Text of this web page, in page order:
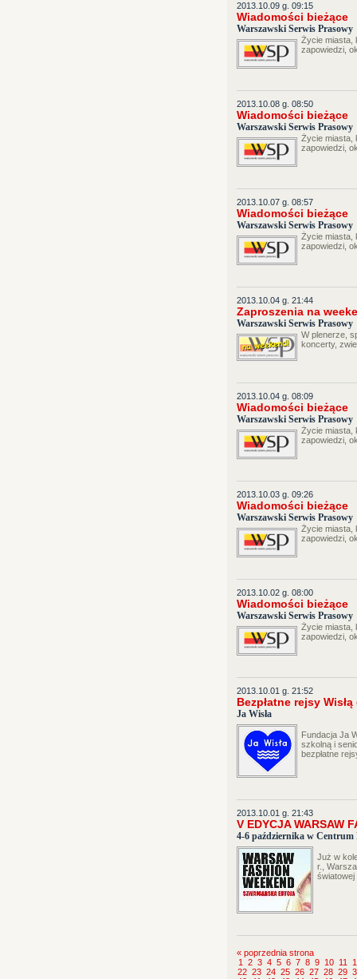
2013.10.09 g. 09:15
Wiadomości bieżące
Warszawski Serwis Prasowy
Życie miasta,
zapowiedzi,
2013.10.08 g. 08:50
Wiadomości bieżące
Warszawski Serwis Prasowy
Życie miasta,
zapowiedzi,
2013.10.07 g. 08:57
Wiadomości bieżące
Warszawski Serwis Prasowy
Życie miasta,
zapowiedzi,
2013.10.04 g. 21:44
Zaproszenia na
Warszawski Serwis Prasowy
W plenerze,
koncerty,
2013.10.04 g. 08:09
Wiadomości bieżące
Warszawski Serwis Prasowy
Życie miasta,
zapowiedzi,
2013.10.03 g. 09:26
Wiadomości bieżące
Warszawski Serwis Prasowy
Życie miasta,
zapowiedzi,
2013.10.02 g. 08:00
Wiadomości bieżące
Warszawski Serwis Prasowy
Życie miasta,
zapowiedzi,
2013.10.01 g. 21:52
Bezpłatne rejsy
Ja Wisła
Fundacja Ja
szkolną i
bezpłatne
2013.10.01 g. 21:43
V EDYCJA WARSAW
4-6 października w
Już w
r.,
światowej
« poprzednia strona
1
2 3 4 5 6 7 8 9 10 11
22 23 24 25 26 27 28 29